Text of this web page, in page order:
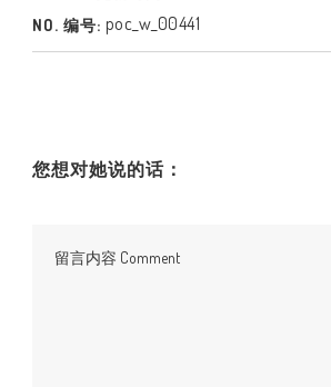
NO. 编号: poc_w_00441
您想对她说的话：